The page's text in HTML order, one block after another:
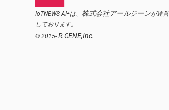
IoTNEWS AI+は、 株式会社アールジーンが運営
しております。
© 2015- R.GENE,Inc.